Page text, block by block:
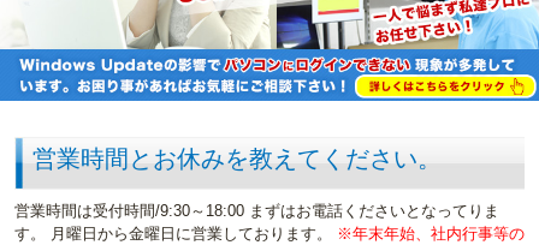
営業時間とお休みを教えてください。
営業時間は受付時間/9:30～18:00 まずはお電話くださいとなってりま
す。 月曜日から金曜日に営業しております。
※年末年始、社内行事等の